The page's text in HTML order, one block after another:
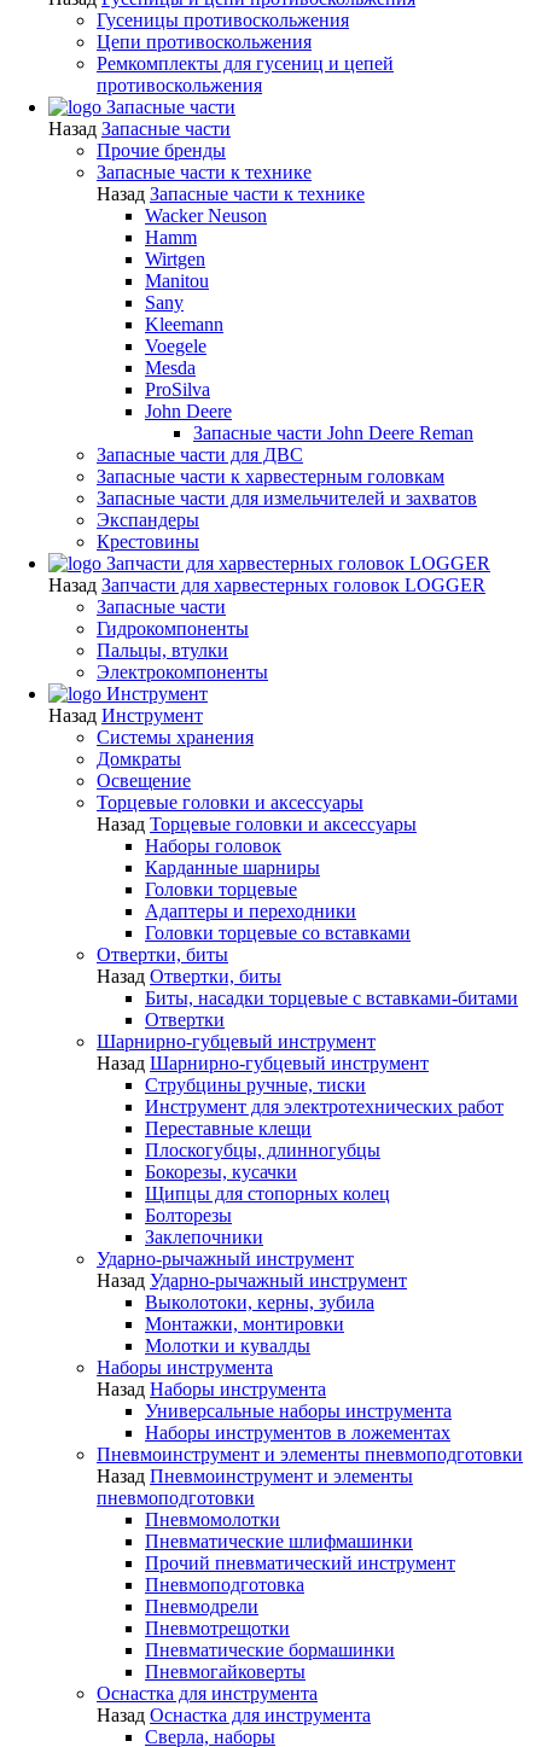
Гусеницы противоскольжения
Цепи противоскольжения
Ремкомплекты для гусениц и цепей
противоскольжения
Запасные части
Назад Запасные части
Прочие бренды
Запасные части к технике
Назад Запасные части к технике
Wacker Neuson
Hamm
Wirtgen
Manitou
Sany
Kleemann
Voegele
Mesda
ProSilva
John Deere
Запасные части John Deere Reman
Запасные части для ДВС
Запасные части к харвестерным головкам
Запасные части для измельчителей и захватов
Экспандеры
Крестовины
Запчасти для харвестерных головок LOGGER
Назад Запчасти для харвестерных головок LOGGER
Запасные части
Гидрокомпоненты
Пальцы, втулки
Электрокомпоненты
Инструмент
Назад Инструмент
Системы хранения
Домкраты
Освещение
Торцевые головки и аксессуары
Назад Торцевые головки и аксессуары
Наборы головок
Карданные шарниры
Головки торцевые
Адаптеры и переходники
Головки торцевые со вставками
Отвертки, биты
Назад Отвертки, биты
Биты, насадки торцевые с вставками-битами
Отвертки
Шарнирно-губцевый инструмент
Назад Шарнирно-губцевый инструмент
Струбцины ручные, тиски
Инструмент для электротехнических работ
Переставные клещи
Плоскогубцы, длинногубцы
Бокорезы, кусачки
Щипцы для стопорных колец
Болторезы
Заклепочники
Ударно-рычажный инструмент
Назад Ударно-рычажный инструмент
Выколотоки, керны, зубила
Монтажки, монтировки
Молотки и кувалды
Наборы инструмента
Назад Наборы инструмента
Универсальные наборы инструмента
Наборы инструментов в ложементах
Пневмоинструмент и элементы пневмоподготовки
Назад Пневмоинструмент и элементы
пневмоподготовки
Пневмомолотки
Пневматические шлифмашинки
Прочий пневматический инструмент
Пневмоподготовка
Пневмодрели
Пневмотрещотки
Пневматические бормашинки
Пневмогайковерты
Оснастка для инструмента
Назад Оснастка для инструмента
Сверла, наборы